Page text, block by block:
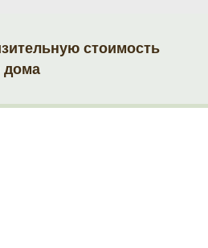
стоимость
дома